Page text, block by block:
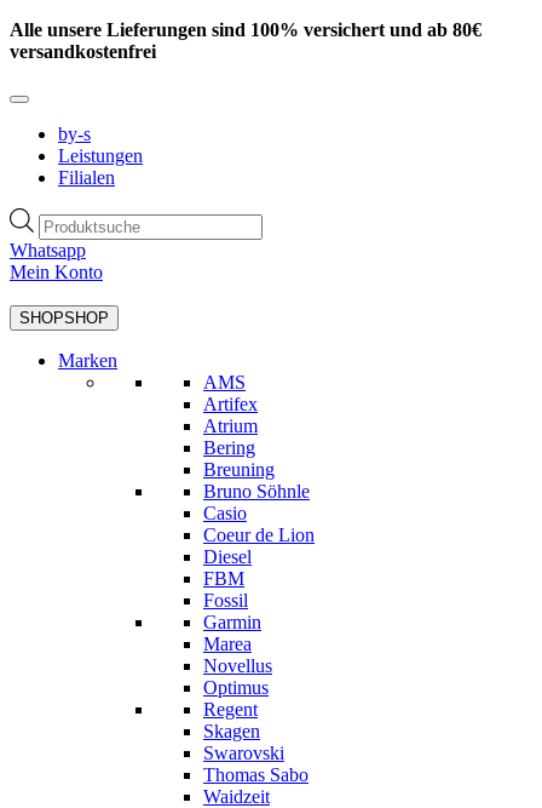
Zum
Inhalt
Alle unsere Lieferungen sind 100% versichert und ab 80€
versandkostenfrei
by-s
Leistungen
Filialen
Products
search
Whatsapp
Mein Konto
SHOPSHOP
Marken
AMS
Artifex
Atrium
Bering
Breuning
Bruno Söhnle
Casio
Coeur de Lion
Diesel
FBM
Fossil
Garmin
Marea
Novellus
Optimus
Regent
Skagen
Swarovski
Thomas Sabo
Waidzeit